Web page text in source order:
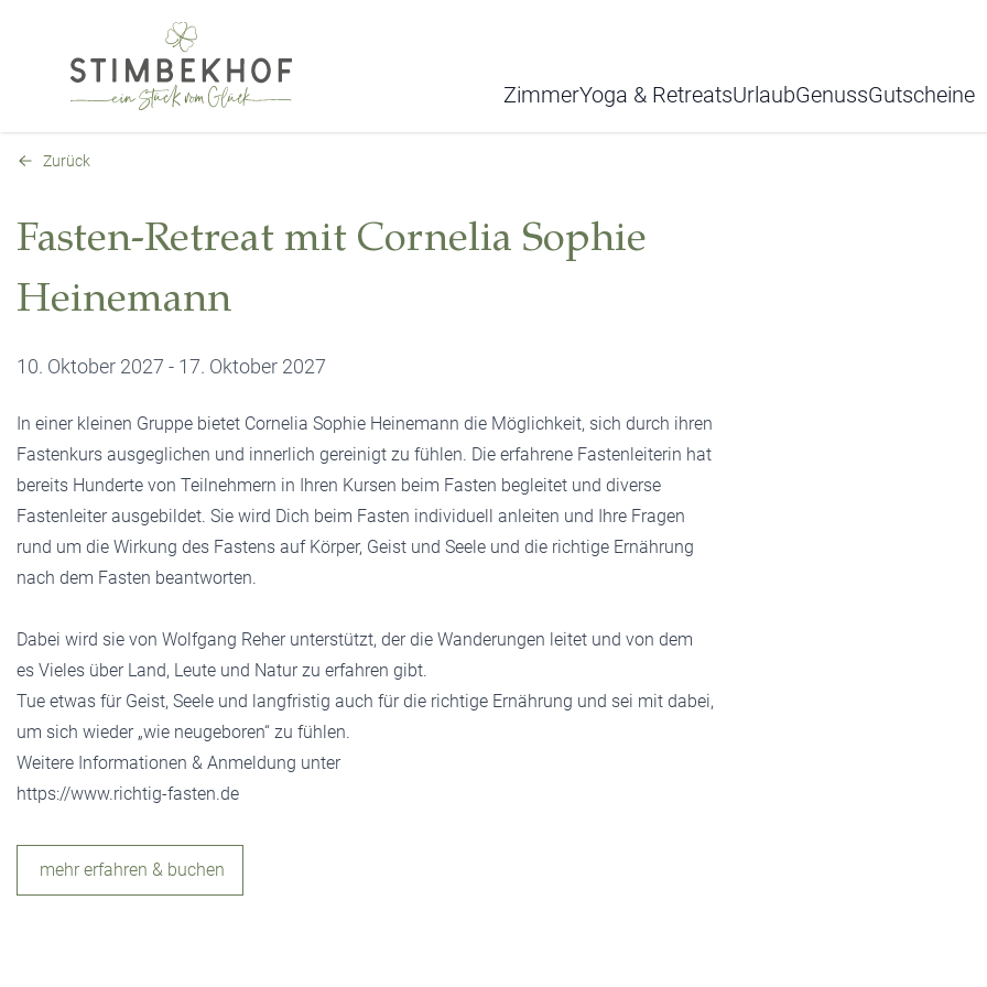
ZimmerYoga & RetreatsUrlaubGenussGutscheine
Zurück
Fasten-Retreat mit Cornelia Sophie
Heinemann
10. Oktober 2027 - 17. Oktober 2027
In einer kleinen Gruppe bietet Cornelia Sophie Heinemann die Möglichkeit, sich durch ihren
Fastenkurs ausgeglichen und innerlich gereinigt zu fühlen. Die erfahrene Fastenleiterin hat
bereits Hunderte von Teilnehmern in Ihren Kursen beim Fasten begleitet und diverse
Fastenleiter ausgebildet. Sie wird Dich beim Fasten individuell anleiten und Ihre Fragen
rund um die Wirkung des Fastens auf Körper, Geist und Seele und die richtige Ernährung
nach dem Fasten beantworten.
Dabei wird sie von Wolfgang Reher unterstützt, der die Wanderungen leitet und von dem
es Vieles über Land, Leute und Natur zu erfahren gibt.
Tue etwas für Geist, Seele und langfristig auch für die richtige Ernährung und sei mit dabei,
um sich wieder „wie neugeboren“ zu fühlen.
Weitere Informationen & Anmeldung unter
https://www.richtig-fasten.de
mehr erfahren & buchen